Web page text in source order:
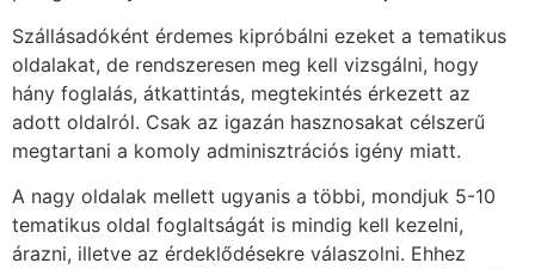
Szállásadóként érdemes kipróbálni ezeket a tematikus
oldalakat, de rendszeresen meg kell vizsgálni, hogy
hány foglalás, átkattintás, megtekintés érkezett az
adott oldalról. Csak az igazán hasznosakat célszerű
megtartani a komoly adminisztrációs igény miatt.
A nagy oldalak mellett ugyanis a többi, mondjuk 5-10
tematikus oldal foglaltságát is mindig kell kezelni,
árazni, illetve az érdeklődésekre válaszolni. Ehhez